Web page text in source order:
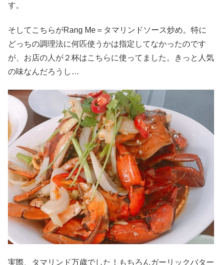
す。
そしてこちらがRang Me＝タマリンドソース炒め。特に
どっちの調理法に何匹使うかは指定してなかったのです
が、お店の人が２杯はこちらに使ってました。きっと人気
の味なんだろうし…
実際、タマリンド万歳でした！もちろんガーリックバター